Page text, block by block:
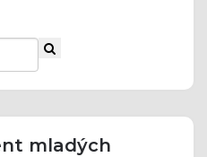
mladých